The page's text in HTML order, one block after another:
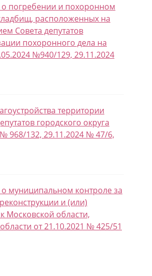
погребении и похоронном
расположенных на
Совета депутатов
похоронного дела на
№940/129, 29.11.2024
территории
городского округа
968/132, 29.11.2024 № 47/6,
муниципальном контроле за
и (или)
Московской области,
от 21.10.2021 № 425/51